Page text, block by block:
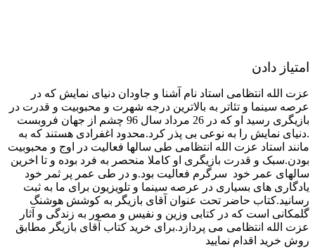
امتیاز دادن
عزت الله انتظامی استاد نام آشنا و جاودان دنیای نمایش که در
عرصه سینما و تئاتر به بالاترین درجه شهرت و محبوبیت و قدرت در
بازیگری رسید او که در 26 مرداد سال 96 چشم از جهان فروبست
.دنیای نمایش را به نوعی بی پذر کرد.محدود اغفرادی هستند که به
مانند استاد عزت الله انتظامی طی سالها فعالیت در اوج و محبوبیت
بودن.سبک و قدرت بازیگری او کاملا منحصر به فرد بوده و تا اخرین
سالهای عمر خود سرگرم فعالیت بود.و در طی عمر پر ثمر خود
یادگاری های بسیاری در عرصه سینما و تلویزیون برای ما به ثبت
رسانید.کتاب حاضر تحت عنوان آقای بازیگر به کوشش هوشنگ
گلمکانی است که در کتابی وزین و نفیس و مصور به زندگی و آثار
عزت الله انتظامی می پردازد.برای خرید کتاب آقای بازیگر مطابق
روش خرید اقدام نمایید